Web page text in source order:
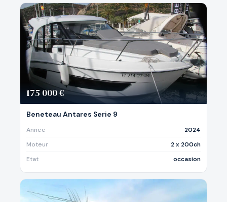
175 000 €
Beneteau Antares Serie 9
Annee
2024
Moteur
2 x 200ch
Etat
occasion